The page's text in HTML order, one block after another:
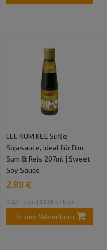
LEE KUM KEE Süße
Sojasauce, ideal für Dim
Sum & Reis 207ml | Sweet
Soy Sauce
2,89 €
0.207 Liter | 13,96 € / Liter
In den Warenkorb